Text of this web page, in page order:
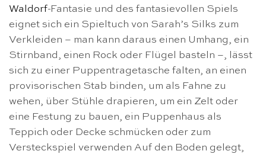
Waldorf-Fantasie und des fantasievollen Spiels
eignet sich ein Spieltuch von Sarah’s Silks zum
Verkleiden – man kann daraus einen Umhang, ein
Stirnband, einen Rock oder Flügel basteln –, lässt
sich zu einer Puppentragetasche falten, an einen
provisorischen Stab binden, um als Fahne zu
wehen, über Stühle drapieren, um ein Zelt oder
eine Festung zu bauen, ein Puppenhaus als
Teppich oder Decke schmücken oder zum
Versteckspiel verwenden Auf den Boden gelegt,